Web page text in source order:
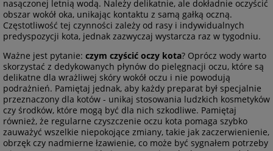
nasączonej letnią wodą. Należy delikatnie, ale dokładnie oczyścić
obszar wokół oka, unikając kontaktu z samą gałką oczną.
Częstotliwość tej czynności zależy od rasy i indywidualnych
predyspozycji kota, jednak zazwyczaj wystarcza raz w tygodniu.
Ważne jest pytanie: czym czyścić oczy kota? Oprócz wody warto
skorzystać z dedykowanych płynów do pielęgnacji oczu, które są
delikatne dla wrażliwej skóry wokół oczu i nie powodują
podrażnień. Pamiętaj jednak, aby każdy preparat był specjalnie
przeznaczony dla kotów - unikaj stosowania ludzkich kosmetyków
czy środków, które mogą być dla nich szkodliwe. Pamiętaj
również, że regularne czyszczenie oczu kota pomaga szybko
zauważyć wszelkie niepokojące zmiany, takie jak zaczerwienienie,
obrzęk czy nadmierne łzawienie, co może być sygnałem potrzeby